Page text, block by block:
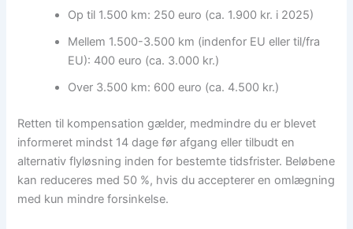
Op til 1.500 km: 250 euro (ca. 1.900 kr. i 2025)
Mellem 1.500-3.500 km (indenfor EU eller til/fra
EU): 400 euro (ca. 3.000 kr.)
Over 3.500 km: 600 euro (ca. 4.500 kr.)
Retten til kompensation gælder, medmindre du er blevet
informeret mindst 14 dage før afgang eller tilbudt en
alternativ flyløsning inden for bestemte tidsfrister. Beløbene
kan reduceres med 50 %, hvis du accepterer en omlægning
med kun mindre forsinkelse.